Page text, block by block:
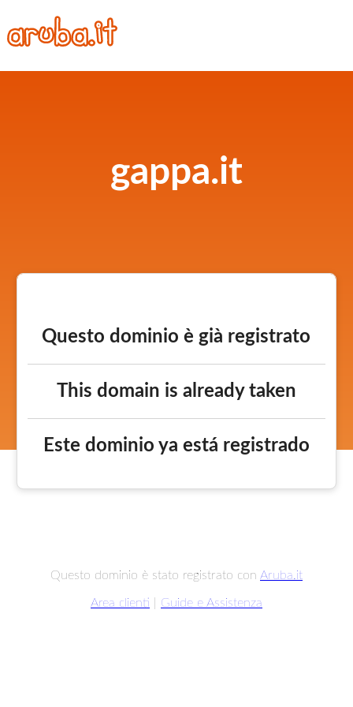
gappa.it
Questo dominio è già registrato
This domain is already taken
Este dominio ya está registrado
Questo dominio è stato registrato con Aruba.it
Area clienti Guide e Assistenza